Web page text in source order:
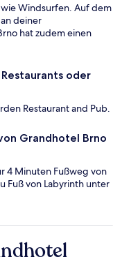
Windsurfen. Auf dem
deiner
hat zudem einen
oder
Restaurant and Pub.
Grandhotel Brno
4 Minuten Fußweg von
Fuß von Labyrinth unter